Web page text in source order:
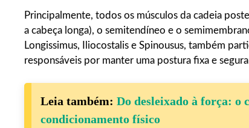
Principalmente, todos os músculos da cadeia
a cabeça longa), o semitendíneo e o
Longissimus, Iliocostalis e Spinousus, também
responsáveis por manter uma postura fixa e
Leia também: Do desleixado à força: o
condicionamento físico